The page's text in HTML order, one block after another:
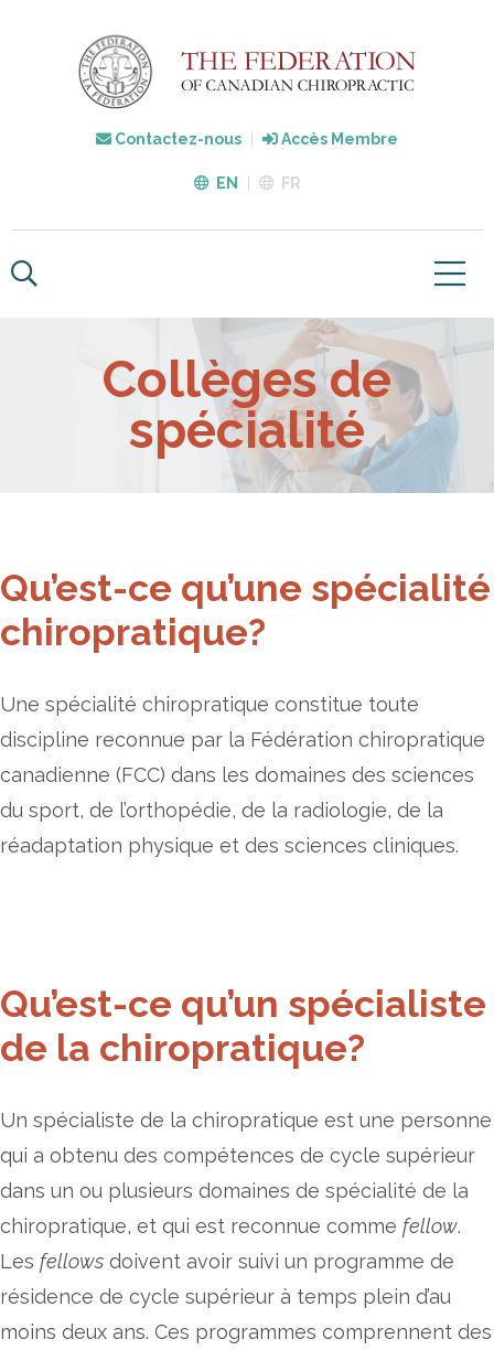
Contactez-nous Accès Membre
EN FR
Collèges de
spécialité
Qu’est-ce qu’une spécialité
chiropratique?
Une spécialité chiropratique constitue toute
discipline reconnue par la Fédération chiropratique
canadienne (FCC) dans les domaines des sciences
du sport, de l’orthopédie, de la radiologie, de la
réadaptation physique et des sciences cliniques.
Qu’est-ce qu’un spécialiste
de la chiropratique?
Un spécialiste de la chiropratique est une personne
qui a obtenu des compétences de cycle supérieur
dans un ou plusieurs domaines de spécialité de la
chiropratique, et qui est reconnue comme fellow.
Les fellows doivent avoir suivi un programme de
résidence de cycle supérieur à temps plein d’au
moins deux ans. Ces programmes comprennent des